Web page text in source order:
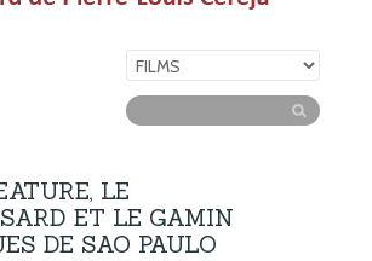
LE
ET LE GAMIN
DE SAO PAULO